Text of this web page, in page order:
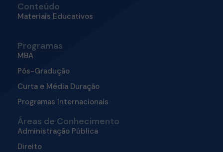
Conteúdo
Materiais Educativos
Programas
MBA
Pós-Gradução
Curta e Média Duração
Programas Internacionais
Áreas de Conhecimento
Administração Pública
Direito